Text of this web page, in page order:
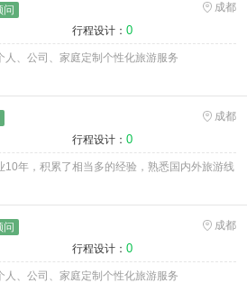
问
成都
行程设计： 0
人、公司、家庭定制个性化旅游服务
成都
行程设计： 0
10年，积累了相当多的经验，熟悉国内外旅游线
问
成都
行程设计： 0
人、公司、家庭定制个性化旅游服务